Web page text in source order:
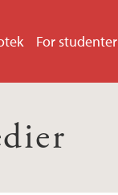
For studenter